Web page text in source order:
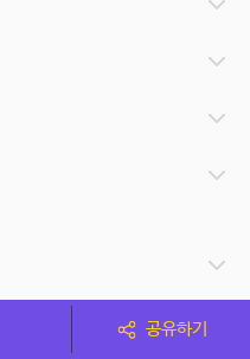
공유하기
당사자가 아닙니다. 따라서 스페이스클